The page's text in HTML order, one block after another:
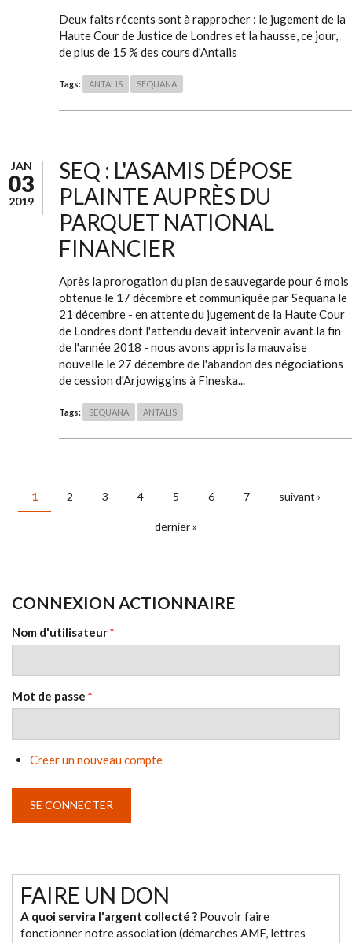
Deux faits récents sont à rapprocher : le jugement de la
Haute Cour de Justice de Londres et la hausse, ce jour,
de plus de 15 % des cours d'Antalis
Tags: ANTALIS SEQUANA
JAN
03
2019
SEQ : L'ASAMIS DÉPOSE
PLAINTE AUPRÈS DU
PARQUET NATIONAL
FINANCIER
Après la prorogation du plan de sauvegarde pour 6 mois
obtenue le 17 décembre et communiquée par Sequana le
21 décembre - en attente du jugement de la Haute Cour
de Londres dont l'attendu devait intervenir avant la fin
de l'année 2018 - nous avons appris la mauvaise
nouvelle le 27 décembre de l'abandon des négociations
de cession d'Arjowiggins à Fineska...
Tags: SEQUANA ANTALIS
PAGES
1 2 3 4 5 6 7 suivant ›
dernier »
CONNEXION ACTIONNAIRE
Nom d'utilisateur*
Mot de passe *
Créer un nouveau compte
FAIRE UN DON
A quoi servira l'argent collecté ? Pouvoir faire
fonctionner notre association (démarches AMF, lettres